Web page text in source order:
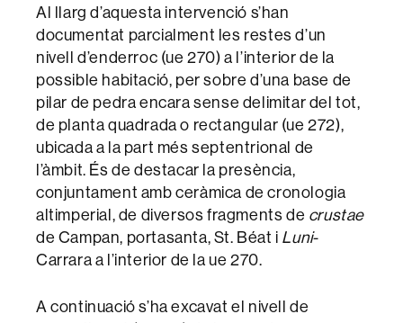
Al llarg d’aquesta intervenció s’han
documentat parcialment les restes d’un
nivell d’enderroc (ue 270) a l’interior de la
possible habitació, per sobre d’una base de
pilar de pedra encara sense delimitar del tot,
de planta quadrada o rectangular (ue 272),
ubicada a la part més septentrional de
l’àmbit. És de destacar la presència,
conjuntament amb ceràmica de cronologia
altimperial, de diversos fragments de crustae
de Campan, portasanta, St. Béat i Luni-
Carrara a l’interior de la ue 270.
A continuació s’ha excavat el nivell de